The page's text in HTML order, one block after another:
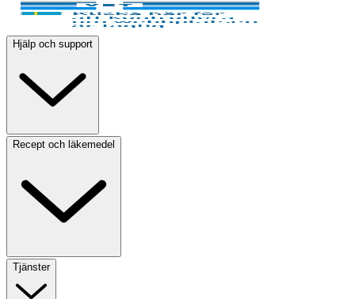
Hjälp och support
Recept och läkemedel
Tjänster